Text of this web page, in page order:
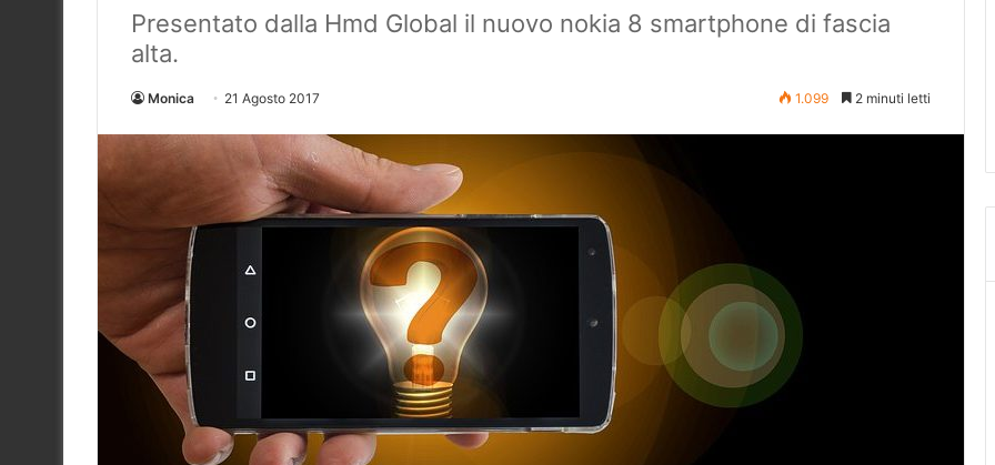
Presentato dalla Hmd Global il nuovo nokia 8 smartphone di fascia
alta.
Monica 21 Agosto 2017 1.099 2 minuti letti